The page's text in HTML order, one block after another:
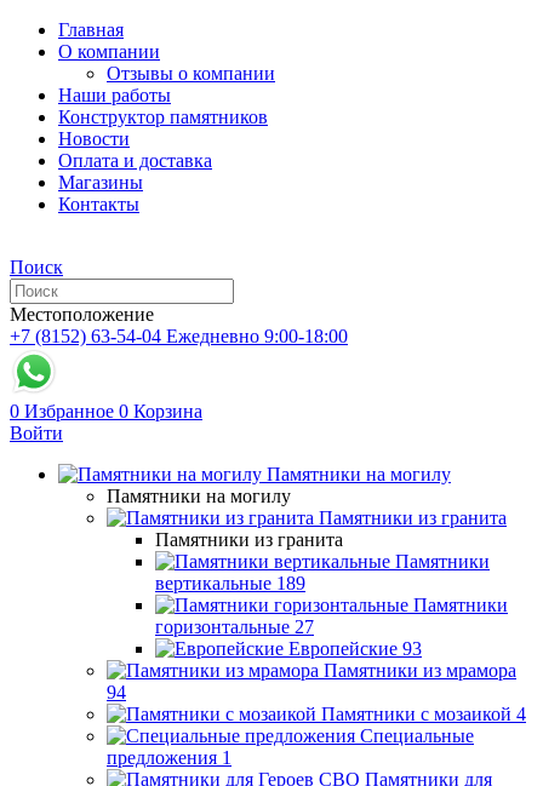
Главная
О компании
Отзывы о компании
Наши работы
Конструктор памятников
Новости
Оплата и доставка
Магазины
Контакты
Поиск
Местоположение
+7 (8152) 63-54-04 Ежедневно 9:00-18:00
0 Избранное 0 Корзина
Войти
Памятники на могилу
Памятники на могилу
Памятники из гранита
Памятники из гранита
Памятники
вертикальные 189
Памятники
горизонтальные 27
Европейские 93
Памятники из мрамора
94
Памятники с мозаикой 4
Специальные
предложения 1
Памятники для